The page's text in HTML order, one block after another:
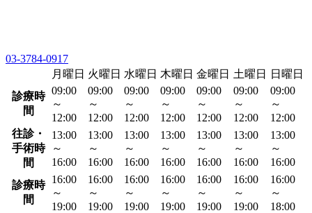
03-3784-0917
月曜日 火曜日 水曜日 木曜日 金曜日 土曜日
日曜日
診療時
間
09:00
～
12:00
09:00
～
12:00
09:00
～
12:00
09:00
～
12:00
09:00
～
12:00
09:00
～
12:00
09:00
～
12:00
往診・
手術時
間
13:00
～
16:00
13:00
～
16:00
13:00
～
16:00
13:00
～
16:00
13:00
～
16:00
13:00
～
16:00
13:00
～
16:00
診療時
間
16:00
～
19:00
16:00
～
19:00
16:00
～
19:00
16:00
～
19:00
16:00
～
19:00
16:00
～
19:00
16:00
～
18:00